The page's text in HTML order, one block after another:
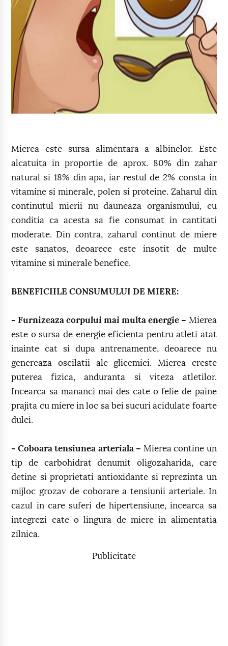
Mierea este sursa alimentara a albinelor. Este
alcatuita in proportie de aprox. 80% din zahar
natural si 18% din apa, iar restul de 2% consta in
vitamine si minerale, polen si proteine. Zaharul din
continutul mierii nu dauneaza organismului, cu
conditia ca acesta sa fie consumat in cantitati
moderate. Din contra, zaharul continut de miere
este sanatos, deoarece este insotit de multe
vitamine si minerale benefice.
BENEFICIILE CONSUMULUI DE MIERE:
- Furnizeaza corpului mai multa energie – Mierea
este o sursa de energie eficienta pentru atleti atat
inainte cat si dupa antrenamente, deoarece nu
genereaza oscilatii ale glicemiei. Mierea creste
puterea fizica, anduranta si viteza atletilor.
Incearca sa mananci mai des cate o felie de paine
prajita cu miere in loc sa bei sucuri acidulate foarte
dulci.
- Coboara tensiunea arteriala – Mierea contine un
tip de carbohidrat denumit oligozaharida, care
detine si proprietati antioxidante si reprezinta un
mijloc grozav de coborare a tensiunii arteriale. In
cazul in care suferi de hipertensiune, incearca sa
integrezi cate o lingura de miere in alimentatia
zilnica.
Publicitate